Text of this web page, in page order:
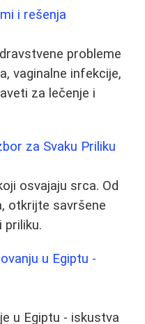
i rešenja
probleme
vaginalne infekcije,
za lečenje i
za Svaku Priliku
osvajaju srca. Od
otkrijte savršene
priliku.
u Egiptu -
u Egiptu - iskustva